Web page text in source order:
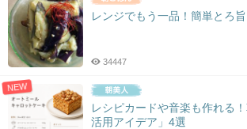
レンジでもう一品！簡単とろ旨
34447
NEW
レシピカードや音楽も作れる
活用アイデア」4選